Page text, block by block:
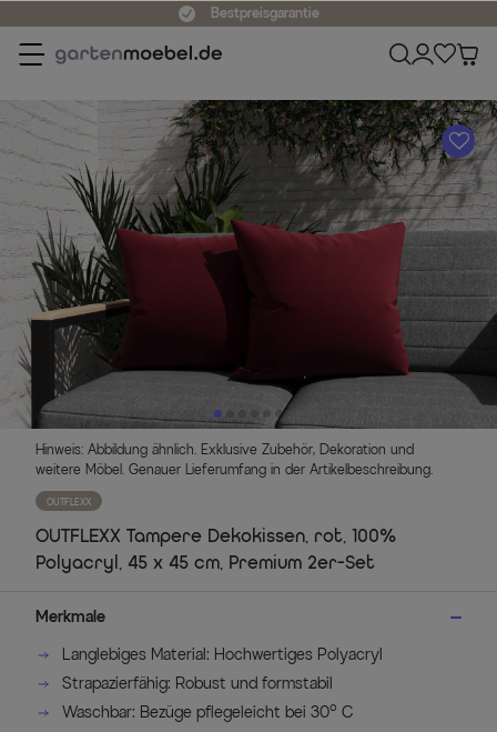
Bestpreisgarantie
A
Hinweis: Abbildung ähnlich. Exklusive Zubehör, Dekoration und
weitere Möbel. Genauer Lieferumfang in der Artikelbeschreibung.
OUTFLEXX
OUTFLEXX Tampere Dekokissen, rot, 100%
Polyacryl, 45 x 45 cm, Premium 2er-Set
Merkmale
Langlebiges Material: Hochwertiges Polyacryl
Strapazierfähig: Robust und formstabil
Waschbar: Bezüge pflegeleicht bei 30° C